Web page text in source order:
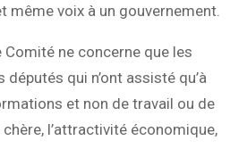
même voix à un gouvernement.
Comité ne concerne que les
qui n’ont assisté qu’à
et non de travail ou de
l’attractivité économique,